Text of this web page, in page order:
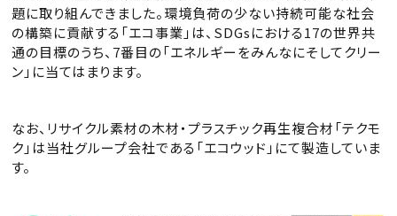
題に取り組んできました。環境負荷の少ない持続可能な社会
の構築に貢献する「エコ事業」は、SDGsにおける17の世界共
通の目標のうち、7番目の「エネルギーをみんなにそしてクリー
ン」に当てはまります。
なお、リサイクル素材の木材・プラスチック再生複合材「テクモ
ク」は当社グループ会社である「エコウッド」にて製造していま
す。